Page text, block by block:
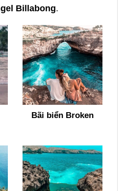
Billabong.
Bãi biển Broken